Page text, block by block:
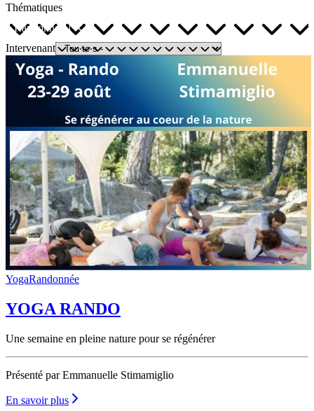
Thématiques
Randonnée
Intervenant
YogaRandonnée
YOGA RANDO
Une semaine en pleine nature pour se régénérer
Présenté par Emmanuelle Stimamiglio
En savoir plus